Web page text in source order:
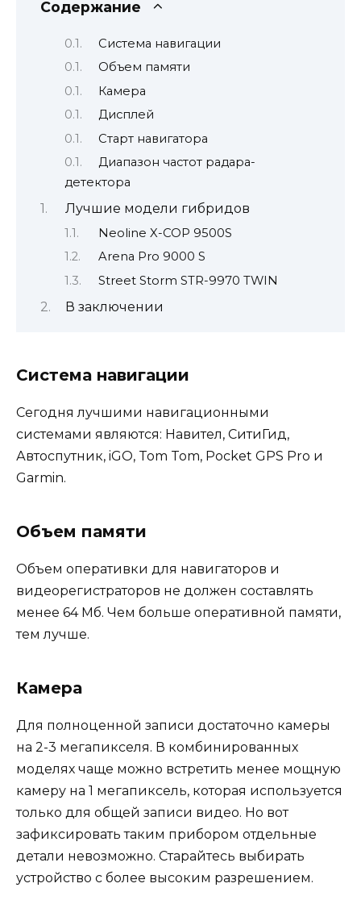
Содержание
Система навигации
Объем памяти
Камера
Дисплей
Старт навигатора
Диапазон частот радара-
детектора
Лучшие модели гибридов
Neoline X-COP 9500S
Arena Pro 9000 S
Street Storm STR-9970 TWIN
В заключении
Система навигации
Сегодня лучшими навигационными
системами являются: Навител, СитиГид,
Автоспутник, iGO, Tom Tom, Pocket GPS Pro и
Garmin.
Объем памяти
Объем оперативки для навигаторов и
видеорегистраторов не должен составлять
менее 64 Мб. Чем больше оперативной памяти,
тем лучше.
Камера
Для полноценной записи достаточно камеры
на 2-3 мегапикселя. В комбинированных
моделях чаще можно встретить менее мощную
камеру на 1 мегапиксель, которая используется
только для общей записи видео. Но вот
зафиксировать таким прибором отдельные
детали невозможно. Старайтесь выбирать
устройство с более высоким разрешением.